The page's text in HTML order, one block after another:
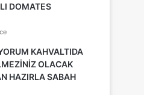
DOMATES
KAHVALTIDA
OLACAK
HAZIRLA SABAH